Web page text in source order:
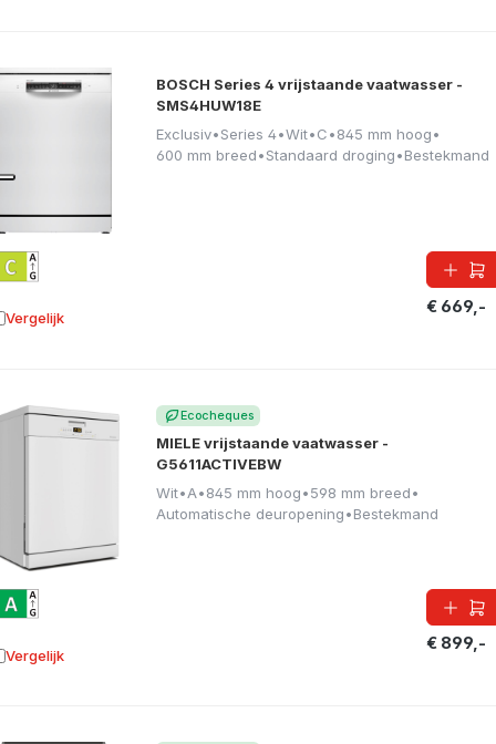
BOSCH Series 4 vrijstaande vaatwasser -
SMS4HUW18E
Exclusiv•Series 4•Wit•C•845 mm hoog•
600 mm breed•Standaard droging•Bestekmand
€ 669,-
Vergelijk aan vergelijking
Ecocheques
MIELE vrijstaande vaatwasser -
G5611ACTIVEBW
Wit•A•845 mm hoog•598 mm breed•
Automatische deuropening•Bestekmand
€ 899,-
Vergelijk aan vergelijking